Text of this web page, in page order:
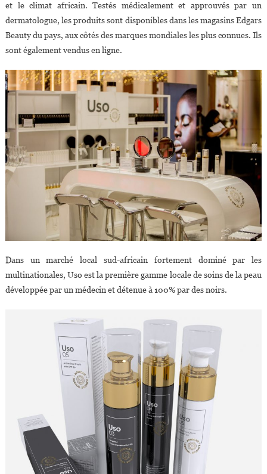
et le climat africain. Testés médicalement et approuvés par un
dermatologue, les produits sont disponibles dans les magasins Edgars
Beauty du pays, aux côtés des marques mondiales les plus connues. Ils
sont également vendus en ligne.
Dans un marché local sud-africain fortement dominé par les
multinationales, Uso est la première gamme locale de soins de la peau
développée par un médecin et détenue à 100% par des noirs.